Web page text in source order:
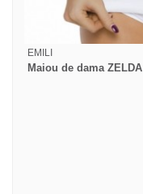
EMILI
Maiou de dama ZELDA